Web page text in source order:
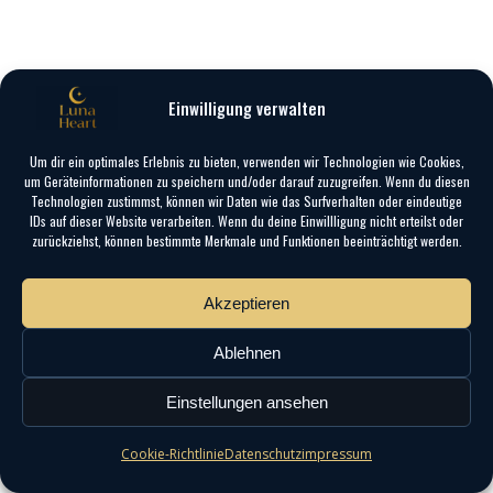
Einwilligung verwalten
Um dir ein optimales Erlebnis zu bieten, verwenden wir Technologien wie Cookies,
um Geräteinformationen zu speichern und/oder darauf zuzugreifen. Wenn du diesen
Technologien zustimmst, können wir Daten wie das Surfverhalten oder eindeutige
IDs auf dieser Website verarbeiten. Wenn du deine Einwillligung nicht erteilst oder
zurückziehst, können bestimmte Merkmale und Funktionen beeinträchtigt werden.
Akzeptieren
Ablehnen
Einstellungen ansehen
Cookie-RichtlinieDatenschutzimpressum